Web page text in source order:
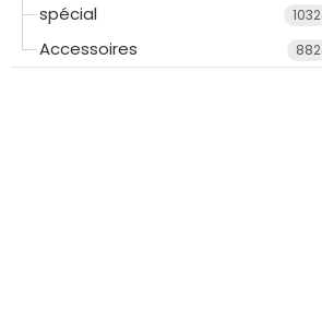
spécial 1032
Accessoires 882